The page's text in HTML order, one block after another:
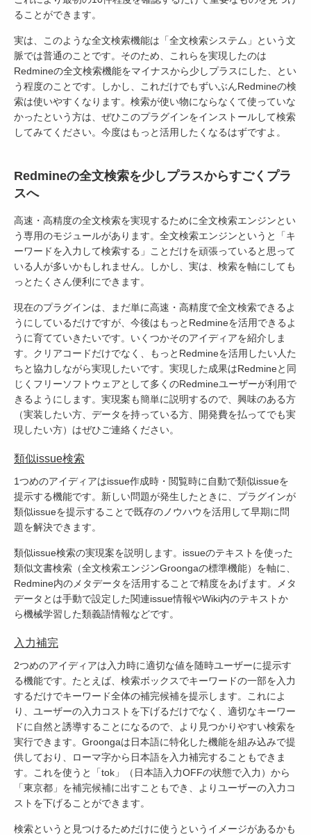
ることができます。
実は、このような全文検索機能は「全文検索システム」という文
脈では普通のことです。そのため、これらを実現したのは
Redmineの全文検索機能をマイナスから少しプラスにした、とい
う程度のことです。しかし、これだけでもずいぶんRedmineの検
索は使いやすくなります。検索が使い物にならなくて使っていな
かったという方は、ぜひこのプラグインをインストールして検索
してみてください。今度はもっと活用したくなるはずですよ。
Redmineの全文検索を少しプラスからすごくプラ
スへ
高速・高精度の全文検索を実現するために全文検索エンジンとい
う専用のモジュールがあります。全文検索エンジンというと「キ
ーワードを入力して検索する」ことだけを頑張っていると思って
いる人が多いかもしれません。しかし、実は、検索を軸にしても
っとたくさん便利にできます。
現在のプラグインは、まだ単に高速・高精度で全文検索できるよ
うにしているだけですが、今後はもっとRedmineを活用できるよ
うに育てていきたいです。いくつかそのアイディアを紹介しま
す。クリアコードだけでなく、もっとRedmineを活用したい人た
ちと協力しながら実現したいです。実現した成果はRedmineと同
じくフリーソフトウェアとして多くのRedmineユーザーが利用で
きるようにします。実現案も簡単に説明するので、興味のある方
（実装したい方、データを持っている方、開発費を払ってでも実
現したい方）はぜひご連絡ください。
類似issue検索
1つめのアイディアはissue作成時・閲覧時に自動で類似issueを
提示する機能です。新しい問題が発生したときに、プラグインが
類似issueを提示することで既存のノウハウを活用して早期に問
題を解決できます。
類似issue検索の実現案を説明します。issueのテキストを使った
類似文書検索（全文検索エンジンGroongaの標準機能）を軸に、
Redmine内のメタデータを活用することで精度をあげます。メタ
データとは手動で設定した関連issue情報やWiki内のテキストか
ら機械学習した類義語情報などです。
入力補完
2つめのアイディアは入力時に適切な値を随時ユーザーに提示す
る機能です。たとえば、検索ボックスでキーワードの一部を入力
するだけでキーワード全体の補完候補を提示します。これによ
り、ユーザーの入力コストを下げるだけでなく、適切なキーワー
ドに自然と誘導することになるので、より見つかりやすい検索を
実行できます。Groongaは日本語に特化した機能を組み込みで提
供しており、ローマ字から日本語を入力補完することもできま
す。これを使うと「tok」（日本語入力OFFの状態で入力）から
「東京都」を補完候補に出すこともでき、よりユーザーの入力コ
ストを下げることができます。
検索というと見つけるためだけに使うというイメージがあるかも